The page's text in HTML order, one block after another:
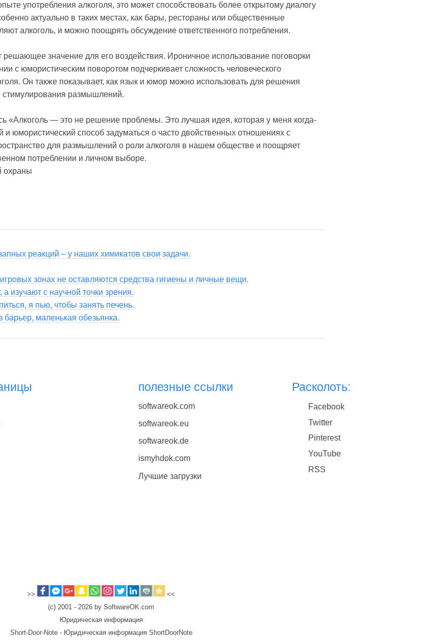
употребления алкоголя, это может способствовать более открытому диалогу
актуально в таких местах, как бары, рестораны или общественные
алкоголь, и можно поощрять обсуждение ответственного потребления.
значение для его воздействия. Ироничное использование поговорки
с юмористическим поворотом подчеркивает сложность человеческого
Он также показывает, как язык и юмор можно использовать для решения
размышлений.
«Алкоголь — это не решение проблемы. Это лучшая идея, которая у меня когда-
юмористический способ задуматься о часто двойственных отношениях с
для размышлений о роли алкоголя в нашем обществе и поощряет
потреблении и личном выборе.
охраны
реакций – у наших химикатов свои задачи.
зонах не оставляются средства гигиены и личные вещи.
изучают с научной точки зрения.
я пью, чтобы занять печень.
барьер, маленькая обезьянка.
полезные ссылки
softwareok.com
softwareok.eu
softwareok.de
ismyhdok.com
Лучшие загрузки
Расколоть:
Facebook
Twitter
Pinterest
YouTube
RSS
>>
<<
(c) 2001 - 2026 by SoftwareOK.com
Юридическая информация
Short-Door-Note - Юридическая информация ShortDoorNote